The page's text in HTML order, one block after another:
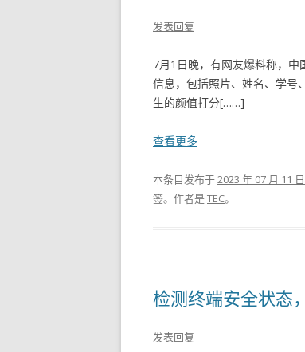
发表回复
7月1日晚，有网友爆料称，
信息，包括照片、姓名、学号
生的颜值打分[……]
查看更多
本条目发布于2023 年 07 月 11 日
签。 作者是TEC。
检测终端安全状态
发表回复